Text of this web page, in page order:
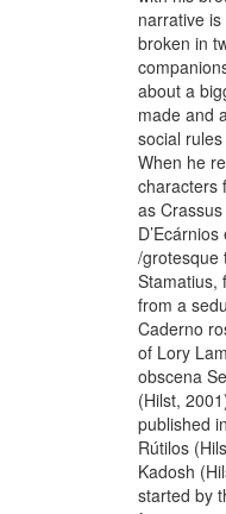
narrative
broken in
about a
made and
social
When he
characters
as
/grotesque
Stamatius,
from a
Caderno
of Lory
obscena
(Hilst,
published
Rútilos
Kadosh
started by